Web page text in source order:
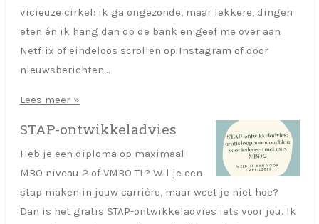
vicieuze cirkel: ik ga ongezonde, maar lekkere, dingen
eten én ik hang dan op de bank en geef me over aan
Netflix of eindeloos scrollen op Instagram of door
nieuwsberichten...
Lees meer »
STAP-ontwikkeladvies
Heb je een diploma op maximaal
MBO niveau 2 of VMBO TL? Wil je een
stap maken in jouw carrière, maar weet je niet hoe?
Dan is het gratis STAP-ontwikkeladvies iets voor jou. Ik